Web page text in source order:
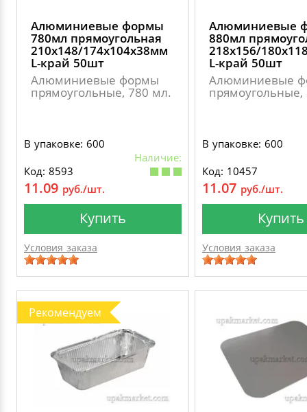
Алюминиевые формы
780мл прямоугольная
210х148/174х104х38мм
L-край 50шт
Алюминиевые формы
прямоугольные, 780 мл.
В упаковке: 600
Наличие:
Код: 8593
11.09 руб./шт.
Купить
Условия заказа
Алюминиевые
880мл
218х156/
L-край 50шт
Алюминиевые
В упаковке: 600
Код: 10457
11.07 руб./шт.
Купить
Условия заказа
Рекомендуем